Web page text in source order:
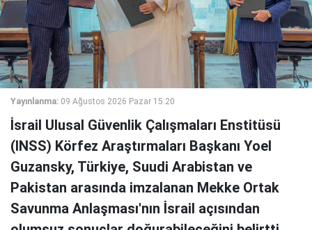
Yayınlanma: 09 Ağustos 2026 Pazar 15:20
İsrail Ulusal Güvenlik Çalışmaları Enstitüsü
(INSS) Körfez Araştırmaları Başkanı Yoel
Guzansky, Türkiye, Suudi Arabistan ve
Pakistan arasında imzalanan Mekke Ortak
Savunma Anlaşması'nın İsrail açısından